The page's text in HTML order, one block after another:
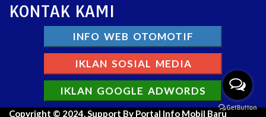
KONTAK KAMI
INFO WEB OTOMOTIF
IKLAN SOSIAL MEDIA
IKLAN GOOGLE ADWORDS
Copyright © 2024. Support By Portal Info Mobil Baru